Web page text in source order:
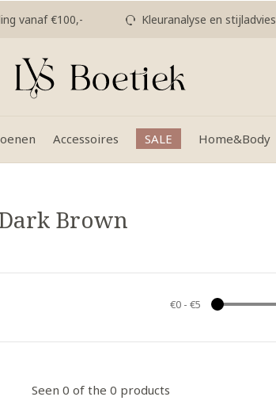
Accessoires SALE Home&Body
vanaf €100,- Kleuranalyse en stijladvies
Brown
€0- €5
Seen 0 of the 0 products